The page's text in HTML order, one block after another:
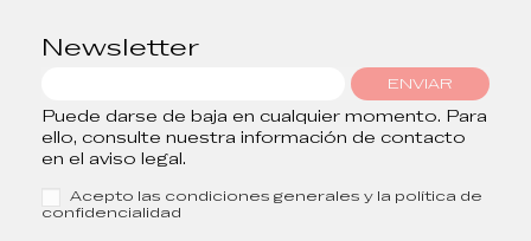
Newsletter
ENVIAR
Puede darse de baja en cualquier momento. Para
ello, consulte nuestra información de contacto
en el aviso legal.
Acepto las condiciones generales y la política de
confidencialidad